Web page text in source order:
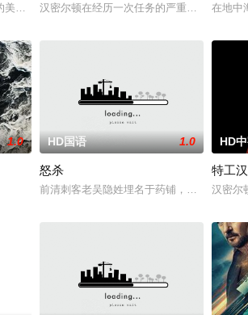
队”临危受命，精英队长陈梓静（于
军士兵被困在饱受战火摧残的比利时敌后，他凭
汉密尔顿在经历一次任务的严重后果后，陷
在地中
从瑞典窃取秘密武器材料。他被调至布
1.0 HD国语 1.0
怒杀
前清刺客老吴隐姓埋名于药铺，却为守护单
HD
特工
汉密尔